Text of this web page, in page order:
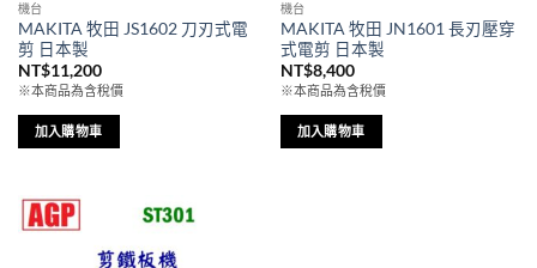
機台
MAKITA 牧田 JS1602 刀刃式電
剪 日本製
NT$11,200
※本商品為含稅價
加入購物車
機台
MAKITA 牧田 JN1601 長刃壓穿
式電剪 日本製
NT$8,400
※本商品為含稅價
加入購物車